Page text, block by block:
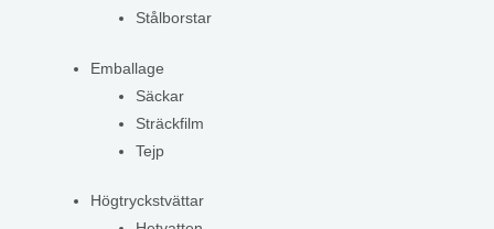
Stålborstar
Emballage
Säckar
Sträckfilm
Tejp
Högtryckstvättar